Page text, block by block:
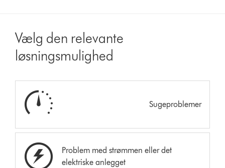
Vælg den relevante
løsningsmulighed
Sugeproblemer
Problem med strømmen eller det
elektriske anlegget